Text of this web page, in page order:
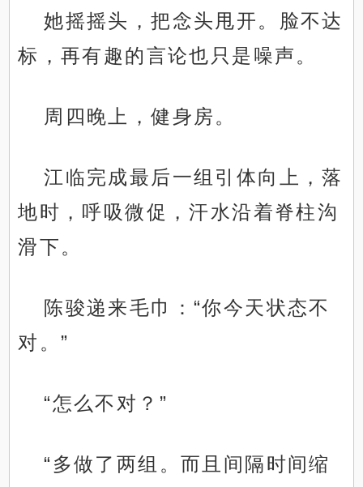
她摇摇头，把念头甩开。脸不达
标，再有趣的言论也只是噪声。
周四晚上，健身房。
江临完成最后一组引体向上，落
地时，呼吸微促，汗水沿着脊柱沟
滑下。
陈骏递来毛巾：“你今天状态不
对。”
“怎么不对？”
“多做了两组。而且间隔时间缩